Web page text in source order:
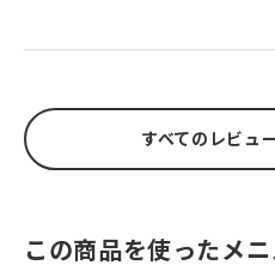
すべてのレビュ
この商品を使ったメ